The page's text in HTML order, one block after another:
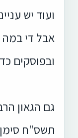
ועוד יש
אבל די
ובפוסקים
גם הגאון
תשס"ח